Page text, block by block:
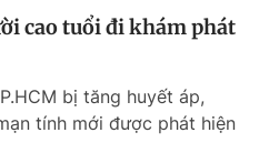
cao tuổi đi khám phát
bị tăng huyết áp,
tính mới được phát hiện